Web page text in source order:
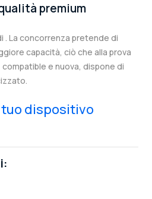
premium
. La concorrenza pretende di
capacità, ciò che alla prova
e nuova, dispone di
dispositivo